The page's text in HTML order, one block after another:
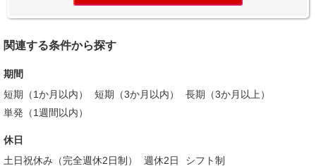
関連する条件から探す
期間
短期（1か月以内）
短期（3か月以内）
長期（3か月以上）
単発（1週間以内）
休日
土日祝休み（完全週休2日制）
週休2日 シフト制